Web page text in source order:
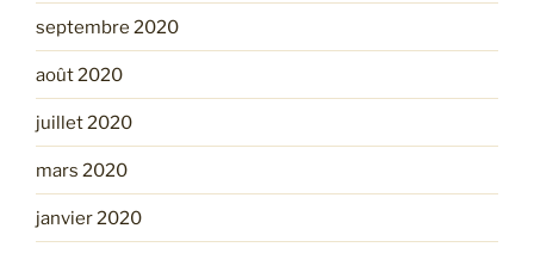
septembre 2020
août 2020
juillet 2020
mars 2020
janvier 2020